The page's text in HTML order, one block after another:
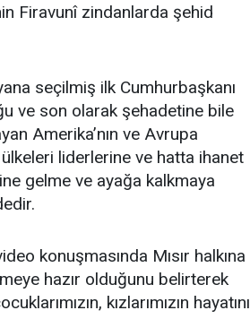
Firavunî zindanlarda şehid
seçilmiş ilk Cumhurbaşkanı
ve son olarak şehadetine bile
Amerika’nın ve Avrupa
liderlerine ve hatta ihanet
gelme ve ayağa kalkmaya
konuşmasında Mısır halkına
hazır olduğunu belirterek
kızlarımızın hayatını